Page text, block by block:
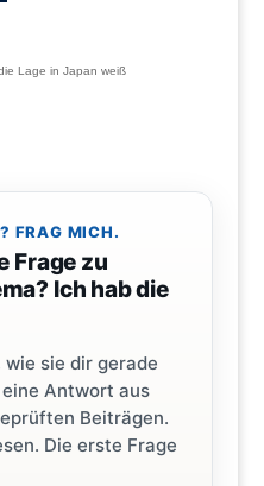
Lage in Japan weiß
FRAG MICH.
Frage zu
Ich hab die
sie dir gerade
Antwort aus
Beiträgen.
Die erste Frage